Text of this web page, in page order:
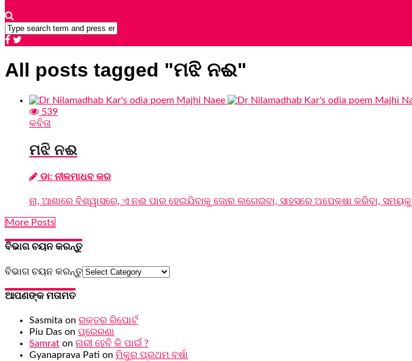
All posts tagged "ମଝି ନଈ"
539
କବିତା
ମଝି ନଈ
ଡା: ନୀଳମାଧବ କର
ନା, ଆଶାରେ ବିଶ୍ୱାସରେ, ଏ ନଈ ପାର ହେଇଯିବାକୁ ଜୋର ଲଗେଇବା, ସାହସରେ ଅପେକ୍ଷା କରିବା, ସମୟକୁ
More Posts
ବିଭାଗ ଚୟନ କରନ୍ତୁ
ବିଭାଗ ଚୟନ କରନ୍ତୁ
ଆପଣଙ୍କ ମତାମତ
Sasmita on ରକ୍ତର ରିପୋର୍ଟ
Piu Das on ପ୍ରେରଣା
Samrat on ନାରୀ ହେବି କି ପାଇଁ ?
Gyanaprava Pati on ମିକୁର ପ୍ରଥମ ବର୍ଷା